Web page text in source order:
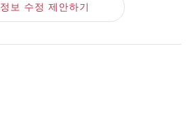
정보 수정 제안하기